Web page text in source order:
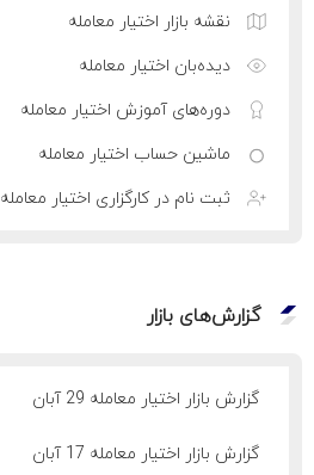
نقشه بازار اختیار معامله
دیده‌بان اختیار معامله
دوره‌های آموزش اختیار معامله
ماشین حساب اختیار معامله
ثبت نام در کارگزاری اختیار معامله
گزارش‌های بازار
گزارش بازار اختیار معامله 29 آبان
گزارش بازار اختیار معامله 17 آبان